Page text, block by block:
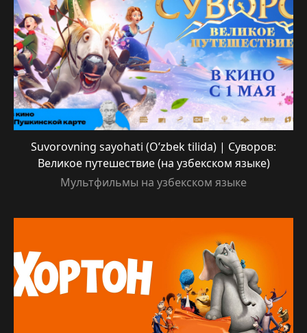
Suvorovning sayohati (O’zbek tilida) | Суворов:
Великое путешествие (на узбекском языке)
Мультфильмы на узбекском языке